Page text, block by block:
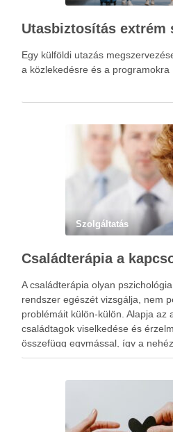
Egy külföldi utazás
a közlekedésre és a programokra
Szolgáltatás
A családterápia olyan
rendszer egészét vizsgálja, nem
problémáit külön-külön. Alapja az
családtagok viselkedése és
összefügg egymással, így a
kapcsolati mintázatokban